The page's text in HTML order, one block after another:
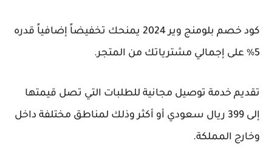
كود خصم بلومنج وير 2024 يمنحك تخفيضاً إضافياً قدره
5% على إجمالي مشترياتك من المتجر.
تقديم خدمة توصيل مجانية للطلبات التي تصل قيمتها
إلى 399 ريال سعودي أو أكثر وذلك لمناطق مختلفة داخل
وخارج المملكة.